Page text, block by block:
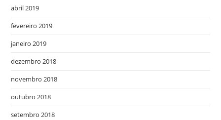
abril 2019
fevereiro 2019
janeiro 2019
dezembro 2018
novembro 2018
outubro 2018
setembro 2018